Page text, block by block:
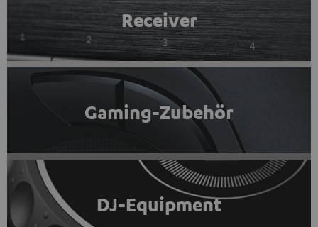
Receiver
Gaming-Zubehör
DJ-Equipment